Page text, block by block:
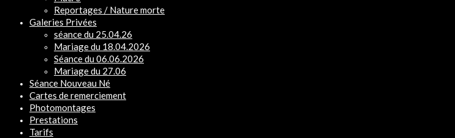
Reportages / Nature morte
Galeries Privées
séance du 25.04.26
Mariage du 18.04.2026
Séance du 06.06.2026
Mariage du 27.06
Séance Nouveau Né
Cartes de remerciement
Photomontages
Prestations
Tarifs